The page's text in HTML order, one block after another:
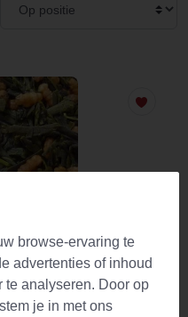
browse-ervaring te
advertenties of inhoud
te analyseren. Door op
je in met ons